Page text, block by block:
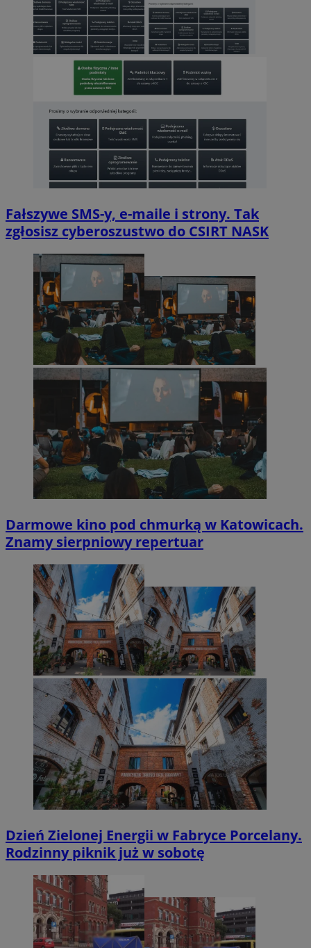
Fałszywe SMS-y, e-maile i strony. Tak
zgłosisz cyberoszustwo do CSIRT NASK
Darmowe kino pod chmurką w Katowicach.
Znamy sierpniowy repertuar
Dzień Zielonej Energii w Fabryce Porcelany.
Rodzinny piknik już w sobotę